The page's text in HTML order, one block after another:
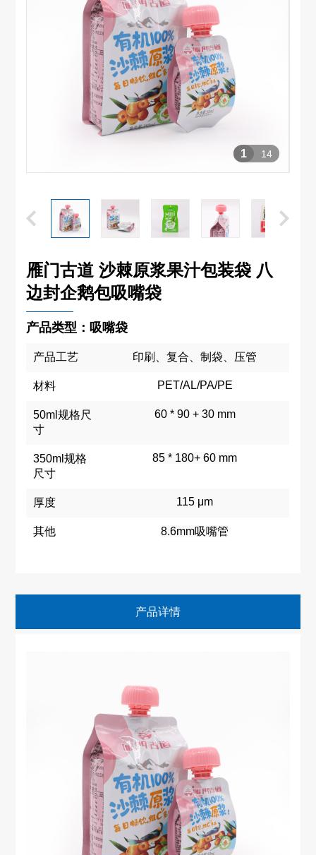
1 14
雁门古道 沙棘原浆果汁包装袋 八
边封企鹅包吸嘴袋
产品类型：吸嘴袋
产品工艺 印刷、复合、制袋、压管
材料 PET/AL/PA/PE
50ml规格尺
寸
60 * 90 + 30 mm
350ml规格
尺寸
85 * 180+ 60 mm
厚度 115 μm
其他 8.6mm吸嘴管
产品详情